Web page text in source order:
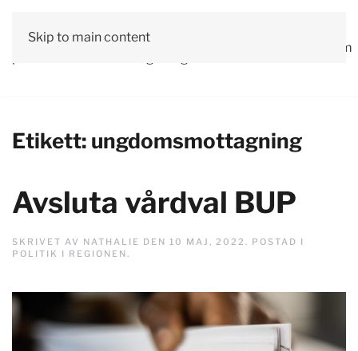
Skip to main content
Vår
Debatt
OmLäs våra
Valprogram
Etikett: ungdomsmottagning
Avsluta vårdval BUP
SKRIVET AV NATHALIE DEN 10 MAJ, 2022 . POSTAD I
POLITIK I REGIONEN.